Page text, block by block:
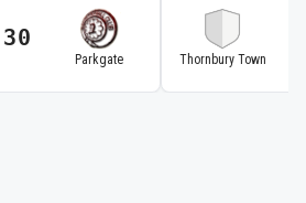
Parkgate Thornbury Town